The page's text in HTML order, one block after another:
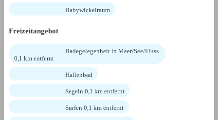
Babywickelraum
Freizeitangebot
Badegelegenheit in Meer/See/Fluss
0,1 km entfernt
Hallenbad
Segeln 0,1 km entfernt
Surfen 0,1 km entfernt